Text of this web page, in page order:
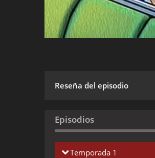
Reseña del episodio
Episodios
Temporada 1